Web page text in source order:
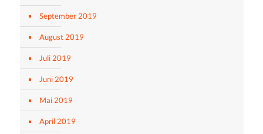
September 2019
August 2019
Juli 2019
Juni 2019
Mai 2019
April 2019